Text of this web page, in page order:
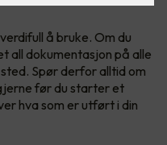
å bruke. Om du
all dokumentasjon på alle
Spør derfor alltid om
før du starter et
hva som er utført i din